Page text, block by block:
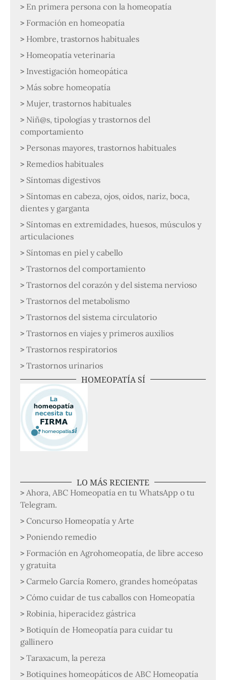
En primera persona con la homeopatía
Formación en homeopatía
Hombre, trastornos habituales
Homeopatía veterinaria
Investigación homeopática
Más sobre homeopatía
Mujer, trastornos habituales
Niñ@s, tipologías y trastornos del
comportamiento
Personas mayores, trastornos habituales
Remedios habituales
Síntomas digestivos
Síntomas en cabeza, ojos, oidos, nariz, boca,
dientes y garganta
Síntomas en extremidades, huesos, músculos y
articulaciones
Síntomas en piel y cabello
Trastornos del comportamiento
Trastornos del corazón y del sistema nervioso
Trastornos del metabolismo
Trastornos del sistema circulatorio
Trastornos en viajes y primeros auxilios
Trastornos respiratorios
Trastornos urinarios
HOMEOPATÍA SÍ
LO MÁS RECIENTE
Ahora, ABC Homeopatía en tu WhatsApp o tu
Telegram.
Concurso Homeopatía y Arte
Poniendo remedio
Formación en Agrohomeopatía, de libre acceso
y gratuita
Carmelo García Romero, grandes homeópatas
Cómo cuidar de tus caballos con Homeopatía
Robinia, hiperacidez gástrica
Botiquín de Homeopatía para cuidar tu
gallinero
Taraxacum, la pereza
Botiquines homeopáticos de ABC Homeopatía